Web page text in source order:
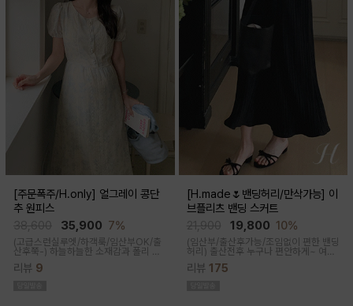
[주문폭주/H.only] 얼그레이 콩단
추 원피스
35,900 7%
(고급스런실루엣/하객룩/임산부OK/출
산후쭉-) 하늘하늘한 소재감과 폴리 원
단의 부드러운 터치감으로 걸을때마다
우아하고 A라인으로 롱하게 떨어지는
리뷰 9
[H.made🌷밴딩허리/만삭가능] 이
브플리츠 밴딩 스커트
19,800 10%
(임산부/출산후가능/조임없이 편한 밴딩
허리) 출산전후 누구나 편안하게~ 여성
스러운 라인, 피부에 닿는 촉감이 부드러
운 플리츠 스커트
리뷰 175